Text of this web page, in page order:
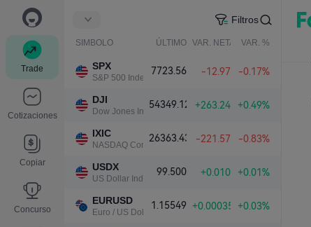
Trade
Cotizaciones
Copiar
Concurso
Filtros
SIMBOLO ÚLTIMO VAR. NETA VAR. %
SPX
S&P 500 Index
7723.56 -12.97 -0.17%
DJI
Dow Jones Industrial Average
54349.12 +263.24 +0.49%
IXIC
NASDAQ Composite Index
26363.43 -221.57 -0.83%
USDX
US Dollar Index
99.500 +0.010 +0.01%
EURUSD
Euro / US Dollar
1.15549 +0.00035 +0.03%